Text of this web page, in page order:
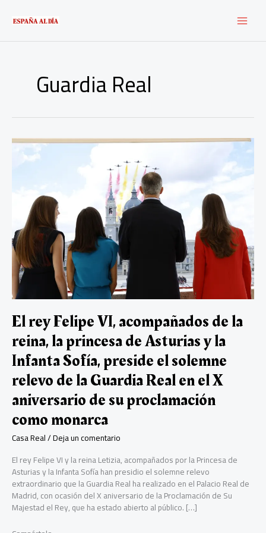
contenido
Guardia Real
El rey Felipe VI, acompañados de la
reina, la princesa de Asturias y la
Infanta Sofía, preside el solemne
relevo de la Guardia Real en el X
aniversario de su proclamación
como monarca
Casa Real/Deja un comentario
El rey Felipe VI y la reina Letizia, acompañados por la Princesa de
Asturias y la Infanta Sofía han presidio el solemne relevo
extraordinario que la Guardia Real ha realizado en el Palacio Real de
Madrid, con ocasión del X aniversario de la Proclamación de Su
Majestad el Rey, que ha estado abierto al público. […]